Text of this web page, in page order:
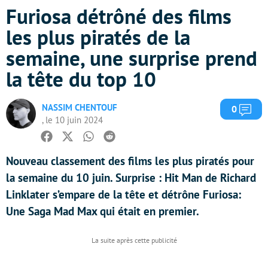
Furiosa détrôné des films
les plus piratés de la
semaine, une surprise prend
la tête du top 10
NASSIM CHENTOUF
, le 10 juin 2024
0
Facebook
TwitterWhatsapp
Reddit
Nouveau classement des films les plus piratés pour
la semaine du 10 juin. Surprise : Hit Man de Richard
Linklater s’empare de la tête et détrône Furiosa:
Une Saga Mad Max qui était en premier.